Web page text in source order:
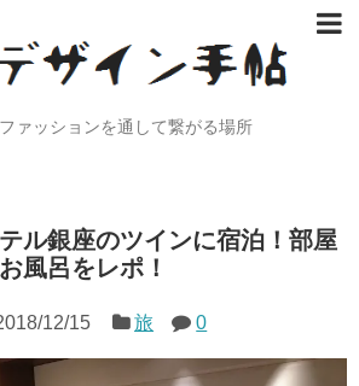
ァッションを通して繋がる場所
ル銀座のツインに宿泊！部屋
風呂をレポ！
12/15 旅 0